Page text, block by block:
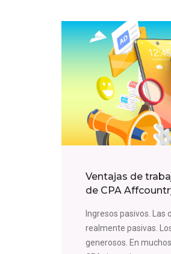
Ventajas de
de CPA
Ingresos pasivos. Las
realmente pasivas.
generosos. En